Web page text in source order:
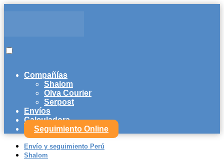
Compañías
Shalom
Olva Courier
Serpost
Envíos
Calculadora
Seguimiento Online
Envío y seguimiento Perú
Shalom